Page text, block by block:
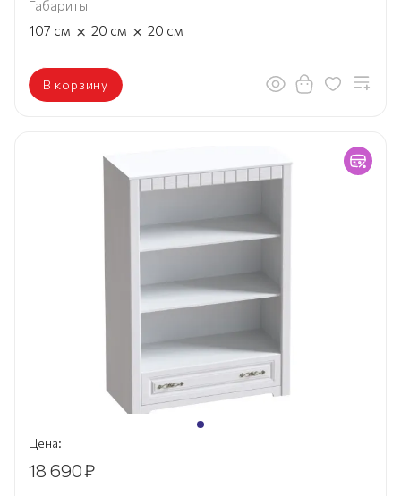
Габариты
107 см × 20 см × 20 см
В корзину
Цена:
18 690₽